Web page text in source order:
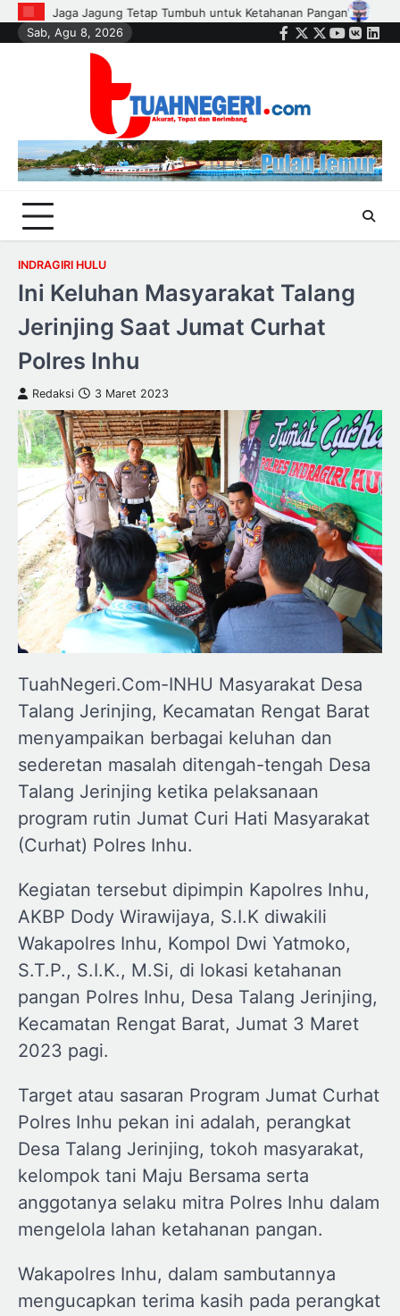
Skip
to
Wali Kota Agung Nugroho Lantik Hampir Seribu Ketua RT, RW,
Sab, Agu 8, 2026
Facebook
Twitter
Instagram
Youtube
VK
INDRAGIRI HULU
Ini Keluhan Masyarakat Talang
Jerinjing Saat Jumat Curhat
Polres Inhu
Redaksi 3 Maret 2023
TuahNegeri.Com-INHU Masyarakat Desa
Talang Jerinjing, Kecamatan Rengat Barat
menyampaikan berbagai keluhan dan
sederetan masalah ditengah-tengah Desa
Talang Jerinjing ketika pelaksanaan
program rutin Jumat Curi Hati Masyarakat
(Curhat) Polres Inhu.
Kegiatan tersebut dipimpin Kapolres Inhu,
AKBP Dody Wirawijaya, S.I.K diwakili
Wakapolres Inhu, Kompol Dwi Yatmoko,
S.T.P., S.I.K., M.Si, di lokasi ketahanan
pangan Polres Inhu, Desa Talang Jerinjing,
Kecamatan Rengat Barat, Jumat 3 Maret
2023 pagi.
Target atau sasaran Program Jumat Curhat
Polres Inhu pekan ini adalah, perangkat
Desa Talang Jerinjing, tokoh masyarakat,
kelompok tani Maju Bersama serta
anggotanya selaku mitra Polres Inhu dalam
mengelola lahan ketahanan pangan.
Wakapolres Inhu, dalam sambutannya
mengucapkan terima kasih pada perangkat